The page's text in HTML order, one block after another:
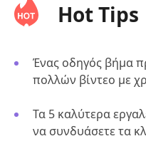
Hot Tips
Ένας οδηγός βήμα
πολλών βίντεο με
Τα 5 καλύτερα
να συνδυάσετε τα